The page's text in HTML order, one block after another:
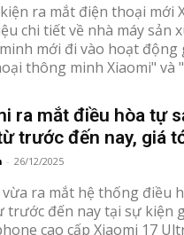
ra mắt điện thoại mới
chi tiết về nhà máy sản
mới đi vào hoạt động gần đây.
thông minh Xiaomi" và
ra mắt điều hòa tự
trước đến nay, giá
- 26/12/2025
vừa ra mắt hệ thống điều
​​trước đến nay tại sự kiện
cao cấp Xiaomi 17 Ultra. Đó là máy điều